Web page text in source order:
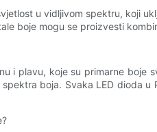
u vidljivom spektru, koji
boje mogu se proizvesti
i plavu, koje su primarne boje
boja. Svaka LED dioda